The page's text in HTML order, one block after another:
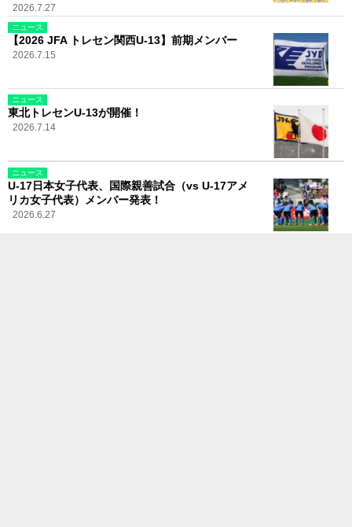
2026.7.27
ニュース
【2026 JFA トレセン関西U-13】前期メンバー
2026.7.15
ニュース
東北トレセンU-13が開催！
2026.7.14
ニュース
U-17日本女子代表、国際親善試合（vs U-17アメ
リカ女子代表）メンバー発表！
2026.6.27